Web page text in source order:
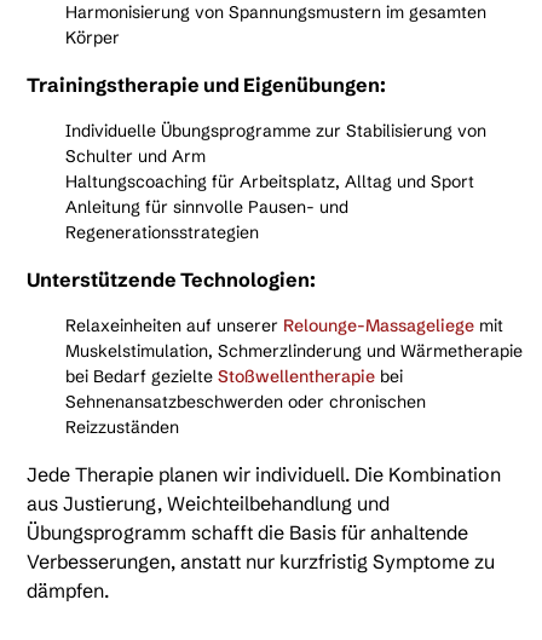
Harmonisierung von Spannungsmustern im gesamten
Körper
Trainingstherapie und Eigenübungen:
Individuelle Übungsprogramme zur Stabilisierung von
Schulter und Arm
Haltungscoaching für Arbeitsplatz, Alltag und Sport
Anleitung für sinnvolle Pausen- und
Regenerationsstrategien
Unterstützende Technologien:
Relaxeinheiten auf unserer Relounge-Massageliege mit
Muskelstimulation, Schmerzlinderung und Wärmetherapie
bei Bedarf gezielteStoßwellentherapie bei
Sehnenansatzbeschwerden oder chronischen
Reizzuständen
Jede Therapie planen wir individuell. Die Kombination
aus Justierung, Weichteilbehandlung und
Übungsprogramm schafft die Basis für anhaltende
Verbesserungen, anstatt nur kurzfristig Symptome zu
dämpfen.